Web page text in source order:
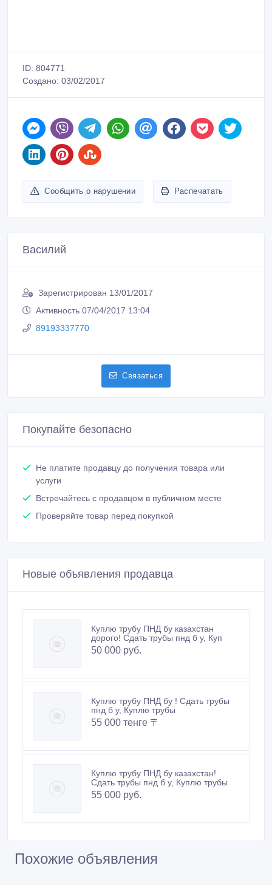
ID: 804771
Создано: 03/02/2017
Сообщить о нарушении Распечатать
Василий
Зарегистрирован 13/01/2017
Активность 07/04/2017 13:04
89193337770
Связаться
Покупайте безопасно
Не платите продавцу до получения товара или
услуги
Встречайтесь с продавцом в публичном месте
Проверяйте товар перед покупкой
Новые объявления продавца
Куплю трубу ПНД бу казахстан
дорого! Сдать трубы пнд б у, Куп
50 000 руб.
Куплю трубу ПНД бу ! Сдать трубы
пнд б у, Куплю трубы
55 000 тенге 〒
Куплю трубу ПНД бу казахстан!
Сдать трубы пнд б у, Куплю трубы
55 000 руб.
Похожие объявления